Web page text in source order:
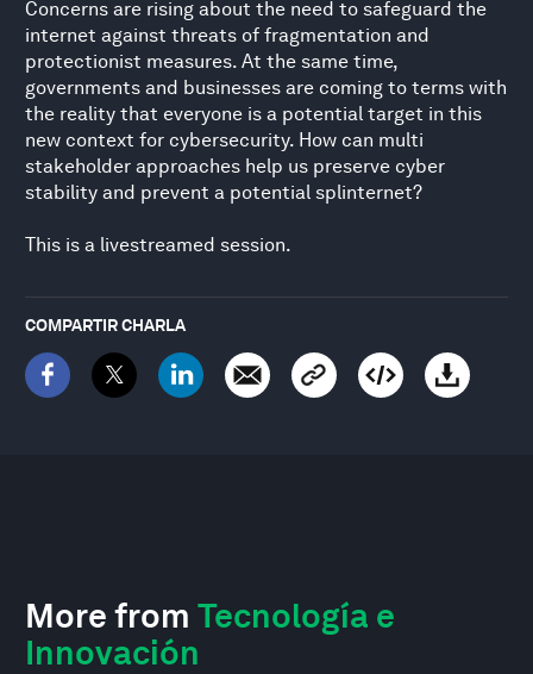
Concerns are rising about the need to safeguard the
internet against threats of fragmentation and
protectionist measures. At the same time,
governments and businesses are coming to terms with
the reality that everyone is a potential target in this
new context for cybersecurity. How can multi
stakeholder approaches help us preserve cyber
stability and prevent a potential splinternet?
This is a livestreamed session.
COMPARTIR CHARLA
More from Tecnología e
Innovación